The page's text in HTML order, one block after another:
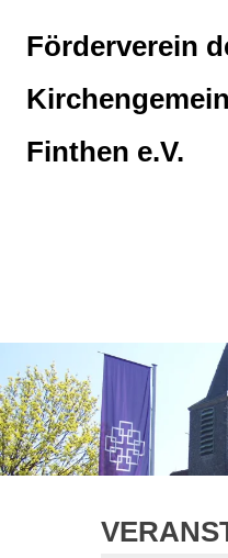
InhaltFörderverein
Finthen e.V.